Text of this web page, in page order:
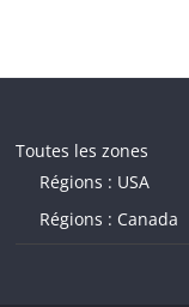
Toutes les zones
Régions : USA
Régions : Canada